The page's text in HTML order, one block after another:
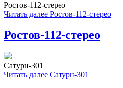
Ростов-112-стерео
Читать далее Ростов-112-стерео
Ростов-112-стерео
Сатурн-301
Читать далее Сатурн-301